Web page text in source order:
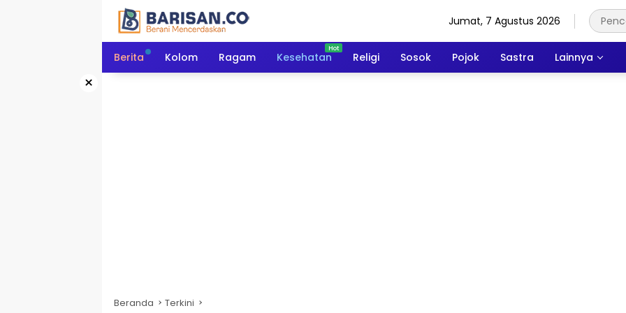
Jumat, 7 Agustus 2026
Berita Kolom Ragam Kesehatan Religi Sosok Pojok Sastra Lainnya
×
Beranda Terkini